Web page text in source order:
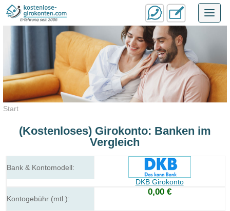
Start
(Kostenloses) Girokonto: Banken im
Vergleich
DKB Girokonto
0,00 €